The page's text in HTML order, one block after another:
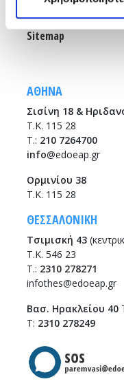
Sitemap
ΑΘΗΝΑ
Σισίνη 18 &
Τ.Κ. 115 28
T.: 210 7264700
info@edoeap.gr
Ορμινίου 38
Τ.Κ. 115 28
ΘΕΣΣΑΛΟΝΙΚΗ
Τσιμισκή 43
Τ.Κ. 546 23
T.: 2310 278271
infothes@edoeap.gr
Βασ. Ηρακλείου 40
Τ: 2310 278249